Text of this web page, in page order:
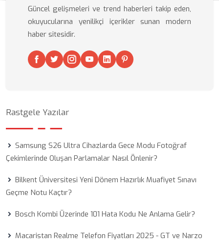
Güncel gelişmeleri ve trend haberleri takip eden,
okuyucularına yenilikçi içerikler sunan modern
haber sitesidir.
Rastgele Yazılar
Samsung S26 Ultra Cihazlarda Gece Modu Fotoğraf
Çekimlerinde Oluşan Parlamalar Nasıl Önlenir?
Bilkent Üniversitesi Yeni Dönem Hazırlık Muafiyet Sınavı
Geçme Notu Kaçtır?
Bosch Kombi Üzerinde 101 Hata Kodu Ne Anlama Gelir?
Macaristan Realme Telefon Fiyatları 2025 - GT ve Narzo